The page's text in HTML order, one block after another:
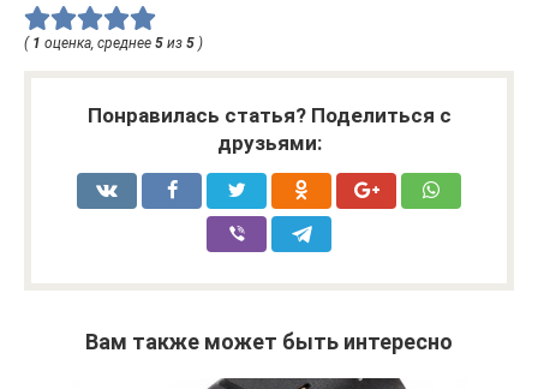
( 1 оценка, среднее 5 из 5 )
Понравилась статья? Поделиться с
друзьями:
Вам также может быть интересно